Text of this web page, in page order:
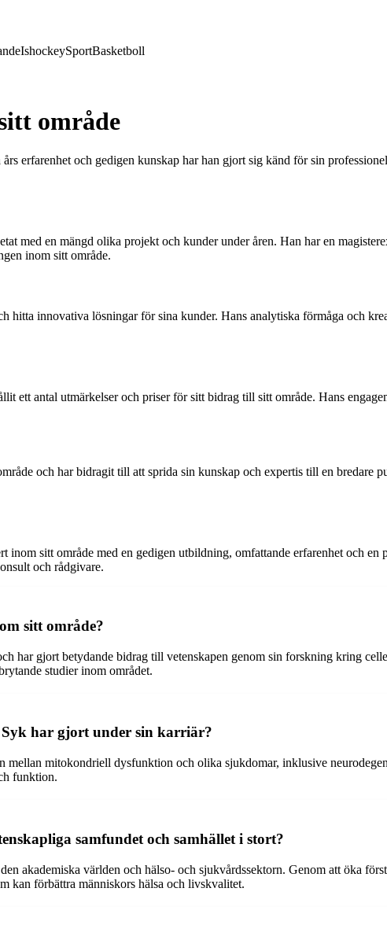
IshockeySportBasketboll
område
erfarenhet och gedigen kunskap har han gjort sig känd för sin
med en mängd olika projekt och kunder under åren. Han har en
inom sitt område.
hitta innovativa lösningar för sina kunder. Hans analytiska förmåga och
ett antal utmärkelser och priser för sitt bidrag till sitt område. Hans
och har bidragit till att sprida sin kunskap och expertis till en bredare
inom sitt område med en gedigen utbildning, omfattande erfarenhet och
och rådgivare.
sitt område?
har gjort betydande bidrag till vetenskapen genom sin forskning kring
studier inom området.
har gjort under sin karriär?
mellan mitokondriell dysfunktion och olika sjukdomar, inklusive
funktion.
samfundet och samhället i stort?
akademiska världen och hälso- och sjukvårdssektorn. Genom att öka
kan förbättra människors hälsa och livskvalitet.